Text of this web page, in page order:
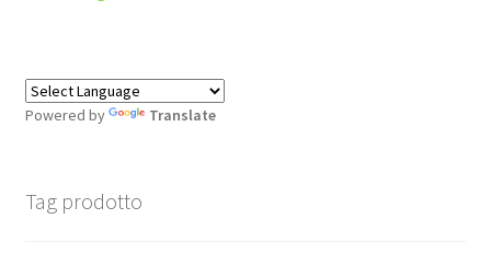
Powered by Translate
Tag prodotto